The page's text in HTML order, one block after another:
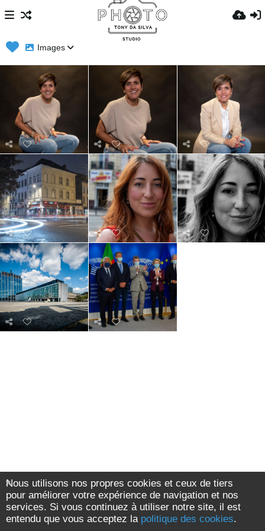
Images
Nous utilisons nos propres cookies et ceux de tiers
pour améliorer votre expérience de navigation et nos
services. Si vous continuez à utiliser notre site, il est
entendu que vous acceptez la politique des cookies.